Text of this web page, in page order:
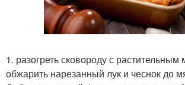
1. разогреть сковороду с растительным
обжарить нарезанный лук и чеснок до